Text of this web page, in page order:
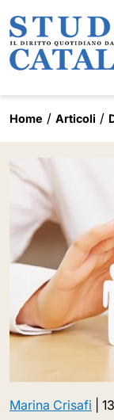
Home Articoli
Marina Crisafi